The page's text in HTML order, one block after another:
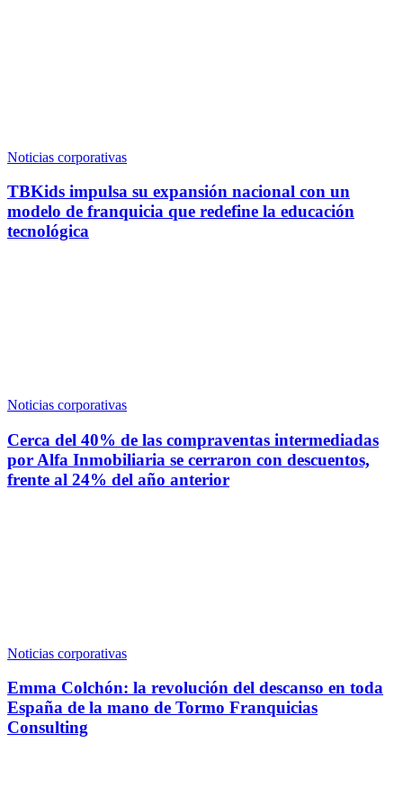
Noticias corporativas
TBKids impulsa su expansión nacional con un
modelo de franquicia que redefine la educación
tecnológica
Noticias corporativas
Cerca del 40% de las compraventas intermediadas
por Alfa Inmobiliaria se cerraron con descuentos,
frente al 24% del año anterior
Noticias corporativas
Emma Colchón: la revolución del descanso en toda
España de la mano de Tormo Franquicias
Consulting